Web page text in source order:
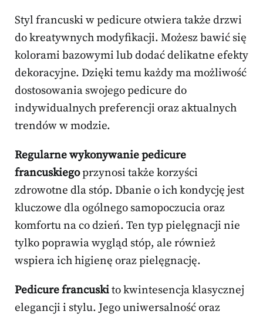
Styl francuski w pedicure otwiera także drzwi
do kreatywnych modyfikacji. Możesz bawić się
kolorami bazowymi lub dodać delikatne efekty
dekoracyjne. Dzięki temu każdy ma możliwość
dostosowania swojego pedicure do
indywidualnych preferencji oraz aktualnych
trendów w modzie.
Regularne wykonywanie pedicure
francuskiegoprzynosi także korzyści
zdrowotne dla stóp. Dbanie o ich kondycję jest
kluczowe dla ogólnego samopoczucia oraz
komfortu na co dzień. Ten typ pielęgnacji nie
tylko poprawia wygląd stóp, ale również
wspiera ich higienę oraz pielęgnację.
Pedicure francuskito kwintesencja klasycznej
elegancji i stylu. Jego uniwersalność oraz